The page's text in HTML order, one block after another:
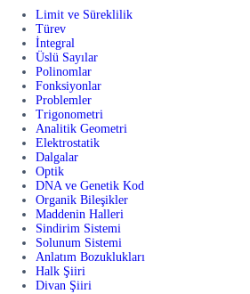
Limit ve Süreklilik
Türev
İntegral
Üslü Sayılar
Polinomlar
Fonksiyonlar
Problemler
Trigonometri
Analitik Geometri
Elektrostatik
Dalgalar
Optik
DNA ve Genetik Kod
Organik Bileşikler
Maddenin Halleri
Sindirim Sistemi
Solunum Sistemi
Anlatım Bozuklukları
Halk Şiiri
Divan Şiiri